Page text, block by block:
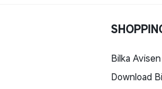
Bilka Avisen
Download